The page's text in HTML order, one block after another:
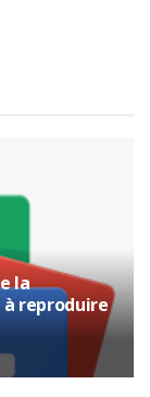
la
reproduire